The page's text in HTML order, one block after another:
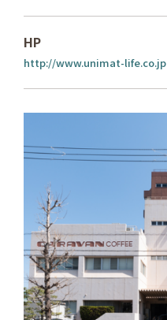
HP
http://www.unimat-life.co.jp